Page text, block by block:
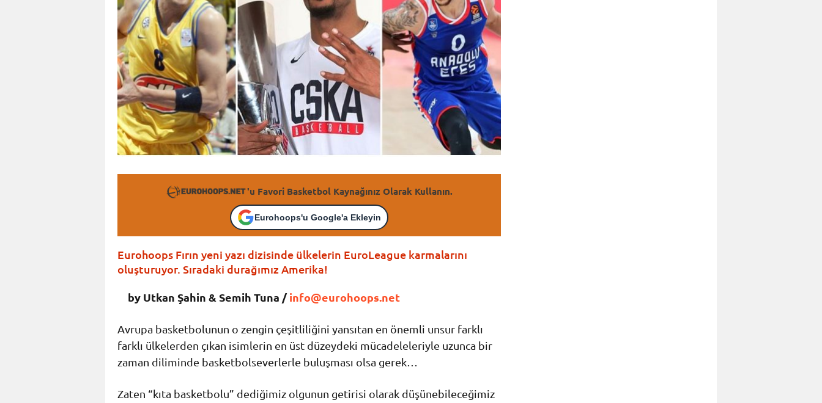
'u Favori Basketbol Kaynağınız Olarak Kullanın.
Eurohoops'u Google'a Ekleyin
Eurohoops Fırın yeni yazı dizisinde ülkelerin EuroLeague karmalarını
oluşturuyor. Sıradaki durağımız Amerika!
by Utkan Şahin & Semih Tuna /info@eurohoops.net
Avrupa basketbolunun o zengin çeşitliliğini yansıtan en önemli unsur farklı
farklı ülkelerden çıkan isimlerin en üst düzeydeki mücadeleleriyle uzunca bir
zaman diliminde basketbolseverlerle buluşması olsa gerek…
Zaten “kıta basketbolu” dediğimiz olgunun getirisi olarak düşünebileceğimiz